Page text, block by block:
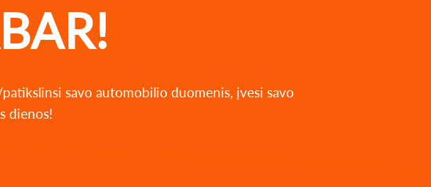
savo automobilio duomenis, įvesi savo
dienos!